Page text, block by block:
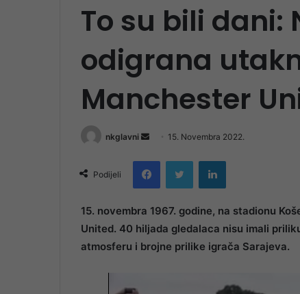
To su bili dani:
odigrana
Manchester
nkglavni
Send
email
15. Novembra 2022.
Podijeli
FacebookTwitter LinkedIn
15. novembra 1967. godine, na stadionu
United. 40 hiljada gledalaca nisu imali
atmosferu i brojne prilike igrača Sarajeva.